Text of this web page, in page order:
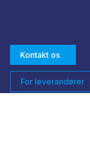
Kontakt os
For leverandører